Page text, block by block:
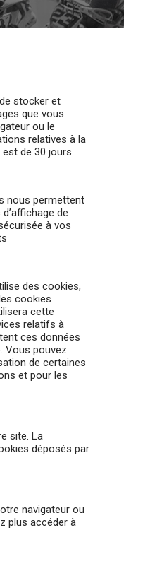
stocker et
que vous
ou le
relatives à la
de 30 jours.
nous permettent
de
à vos
des cookies,
cookies
cette
relatifs à
ces données
Vous pouvez
de certaines
et pour les
site. La
déposés par
navigateur ou
plus accéder à